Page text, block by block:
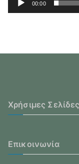
00:00
Χρήσιμες Σελίδες
Επικοινωνία